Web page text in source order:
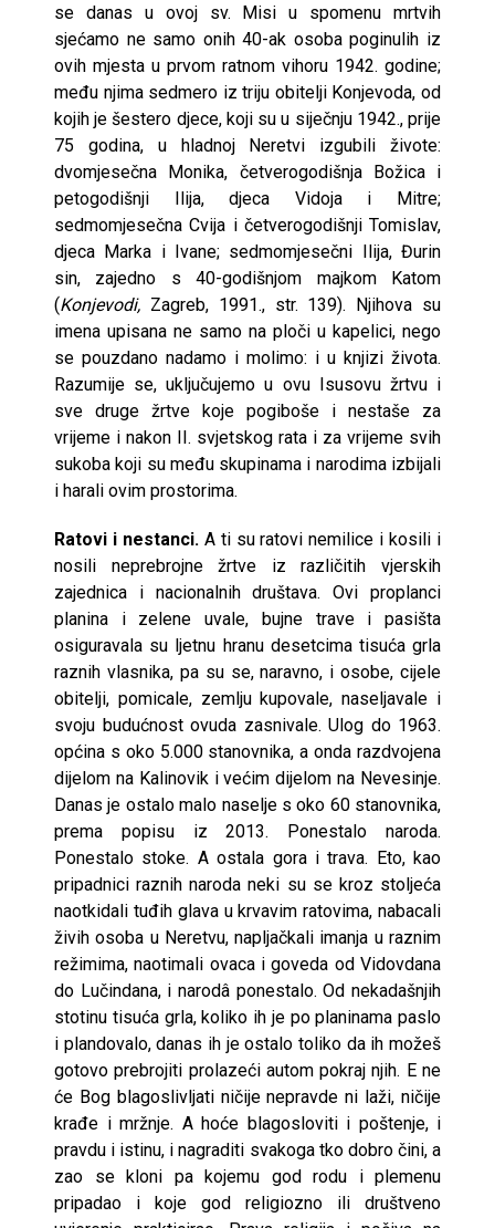
se danas u ovoj sv. Misi u spomenu mrtvih
sjećamo ne samo onih 40-ak osoba poginulih iz
ovih mjesta u prvom ratnom vihoru 1942. godine;
među njima sedmero iz triju obitelji Konjevoda, od
kojih je šestero djece, koji su u siječnju 1942., prije
75 godina, u hladnoj Neretvi izgubili živote:
dvomjesečna Monika, četverogodišnja Božica i
petogodišnji Ilija, djeca Vidoja i Mitre;
sedmomjesečna Cvija i četverogodišnji Tomislav,
djeca Marka i Ivane; sedmomjesečni Ilija, Đurin
sin, zajedno s 40-godišnjom majkom Katom
(Konjevodi, Zagreb, 1991., str. 139). Njihova su
imena upisana ne samo na ploči u kapelici, nego
se pouzdano nadamo i molimo: i u knjizi života.
Razumije se, uključujemo u ovu Isusovu žrtvu i
sve druge žrtve koje pogiboše i nestaše za
vrijeme i nakon II. svjetskog rata i za vrijeme svih
sukoba koji su među skupinama i narodima izbijali
i harali ovim prostorima.
Ratovi i nestanci. A ti su ratovi nemilice i kosili i
nosili neprebrojne žrtve iz različitih vjerskih
zajednica i nacionalnih društava. Ovi proplanci
planina i zelene uvale, bujne trave i pasišta
osiguravala su ljetnu hranu desetcima tisuća grla
raznih vlasnika, pa su se, naravno, i osobe, cijele
obitelji, pomicale, zemlju kupovale, naseljavale i
svoju budućnost ovuda zasnivale. Ulog do 1963.
općina s oko 5.000 stanovnika, a onda razdvojena
dijelom na Kalinovik i većim dijelom na Nevesinje.
Danas je ostalo malo naselje s oko 60 stanovnika,
prema popisu iz 2013. Ponestalo naroda.
Ponestalo stoke. A ostala gora i trava. Eto, kao
pripadnici raznih naroda neki su se kroz stoljeća
naotkidali tuđih glava u krvavim ratovima, nabacali
živih osoba u Neretvu, napljačkali imanja u raznim
režimima, naotimali ovaca i goveda od Vidovdana
do Lučindana, i narodâ ponestalo. Od nekadašnjih
stotinu tisuća grla, koliko ih je po planinama paslo
i plandovalo, danas ih je ostalo toliko da ih možeš
gotovo prebrojiti prolazeći autom pokraj njih. E ne
će Bog blagoslivljati ničije nepravde ni laži, ničije
krađe i mržnje. A hoće blagosloviti i poštenje, i
pravdu i istinu, i nagraditi svakoga tko dobro čini, a
zao se kloni pa kojemu god rodu i plemenu
pripadao i koje god religiozno ili društveno